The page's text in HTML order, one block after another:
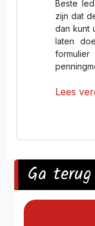
Beste
zijn dat
dan kunt
laten
Lees
Ga terug